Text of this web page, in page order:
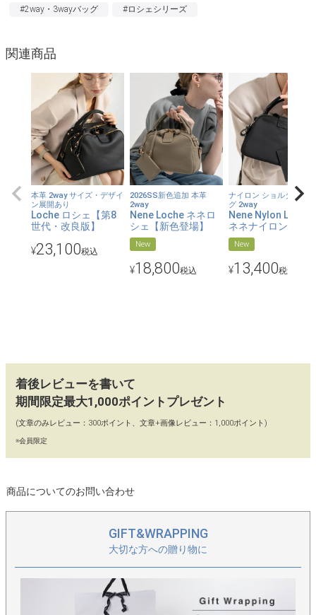
【永く愛せるバッグ】
ュアルな装いにもマッチします。いつでも、どんなときでも自分
【本革をたっぷり使用】
上質なエンボスレザーをふんだんに使って品のある仕上がりに。
くったりとした雰囲気が、やわらかな魅力を放ちます。
【内装にもこだわりを】
中も使い心地を考えて、上質な生地を使用しています。
【2way】
ショルダーバッグでも手持ちでも使える2way。いろんなシーンに
応じて使い分けられます。
【たくさんのポケット】
メイン収納と、しっかりおおきく開くポケットでたくさんの荷物
【コーディネート】
様々なコーデに似合うデザインなので、定番バッグをお探しの方
におすすめ。2wayでシーンに応じて持ち方を変えられます。
【カラー】
＜ゴールド金具＞ブラック、グレージュ、トープ、アイボリー、
ゾウグレー(新色)
＞最新第8世代モデルの 「Loche ロシェ」はこちら
＞サイズ違い・素材違いのロシェシリーズはこちら
#2way・3wayバッグ
#ロシェシリーズ
関連商品
本革 2way サイズ・デザイ
ン展開あり
Loche ロシェ【第8
世代・改良版】
¥23,100税込
2026SS新色追加 本革
2way
Nene Loche ネネロ
シェ【新色登場】
New
¥18,800税込
ナイロン ショルダーバッ
グ 2way
Nene Nylon Loche
ネネナイロンロシ
New
¥13,400税込
着後レビューを書いて
期間限定最大1,000ポイントプレゼント
(文章のみレビュー：300ポイント、文章+画像レビュー：1,000ポイント)
※会員限定
商品についてのお問い合わせ
GIFT&WRAPPING
大切な方への贈り物に